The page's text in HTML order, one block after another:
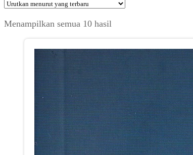
Menampilkan semua 10 hasil
yang
terbaru